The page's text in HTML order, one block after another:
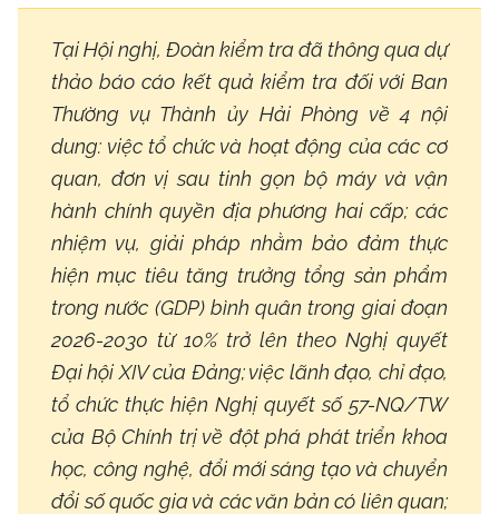
Tại Hội nghị, Đoàn kiểm tra đã thông qua dự
thảo báo cáo kết quả kiểm tra đối với Ban
Thường vụ Thành ủy Hải Phòng về 4 nội
dung: việc tổ chức và hoạt động của các cơ
quan, đơn vị sau tinh gọn bộ máy và vận
hành chính quyền địa phương hai cấp; các
nhiệm vụ, giải pháp nhằm bảo đảm thực
hiện mục tiêu tăng trưởng tổng sản phẩm
trong nước (GDP) bình quân trong giai đoạn
2026-2030 từ 10% trở lên theo Nghị quyết
Đại hội XIV của Đảng; việc lãnh đạo, chỉ đạo,
tổ chức thực hiện Nghị quyết số 57-NQ/TW
của Bộ Chính trị về đột phá phát triển khoa
học, công nghệ, đổi mới sáng tạo và chuyển
đổi số quốc gia và các văn bản có liên quan;